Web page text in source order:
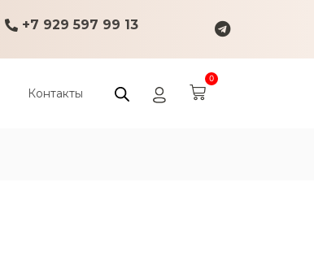
+7 929 597 99 13
Контакты
0